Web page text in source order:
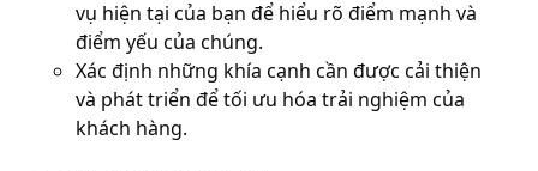
vụ hiện tại của bạn để hiểu rõ điểm mạnh và
điểm yếu của chúng.
Xác định những khía cạnh cần được cải thiện
và phát triển để tối ưu hóa trải nghiệm của
khách hàng.